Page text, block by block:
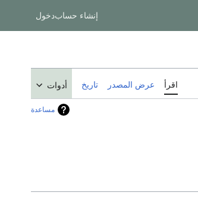
إنشاء حسابدخول
اقرأ عرض المصدر تاريخ أدوات
مساعدة